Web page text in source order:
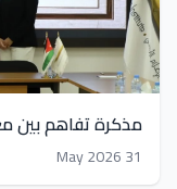
مذكرة تفاهم بين
31 May 2026